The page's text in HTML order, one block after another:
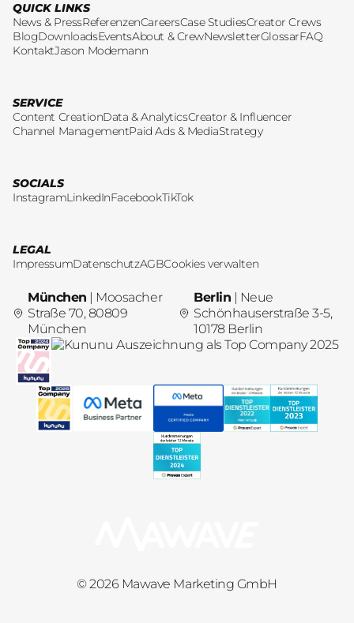
QUICK LINKS
News & PressReferenzenCareersCase StudiesCreator Crews
BlogDownloadsEventsAbout & CrewNewsletterGlossarFAQ
KontaktJason Modemann
SERVICE
Content CreationData & AnalyticsCreator & Influencer
Channel ManagementPaid Ads & MediaStrategy
SOCIALS
InstagramLinkedInFacebookTikTok
LEGAL
ImpressumDatenschutzAGBCookies verwalten
München | Moosacher
Straße 70, 80809
München
Berlin | Neue
Schönhauserstraße 3-5,
10178 Berlin
© 2026 Mawave Marketing GmbH